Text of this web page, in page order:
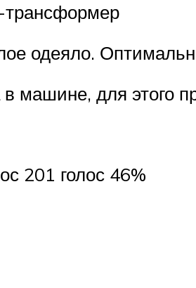
трансформер
одеяло.
машине, для этого
201 голос 46%